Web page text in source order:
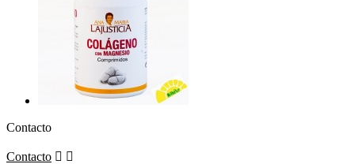
Contacto
Contacto  